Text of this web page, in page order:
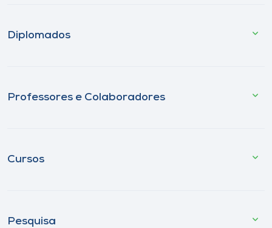
Diplomados
Professores e Colaboradores
Cursos
Pesquisa